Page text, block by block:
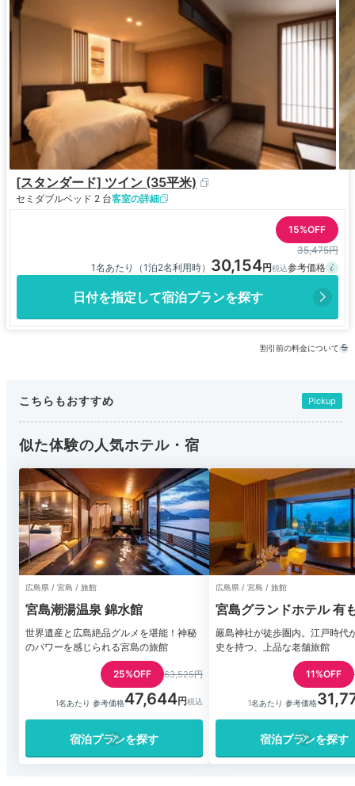
[スタンダード] ツイン (35平米)
セミダブルベッド 2 台客室の詳細
15%OFF
35,475円
1名あたり（1泊2名利用時） 30,154
日付を指定して宿泊プランを探す
割引前の料金について
こちらもおすすめ Pickup
似た体験の人気ホテル・宿
広島県 / 宮島 / 旅館
宮島潮湯温泉 錦水館
世界遺産と広島絶品グルメを堪能！神秘
のパワーを感じられる宮島の旅館
25%OFF 63,525円
1名あたり 参考価格47,644
宿泊プランを探す
広島県 / 宮島 / 旅館
宮島グランドホテル 有
嚴島神社が徒歩圏内。江戸時代
史を持つ、上品な老舗旅館
11%OFF
1名あたり 参考価格
宿泊プランを探す